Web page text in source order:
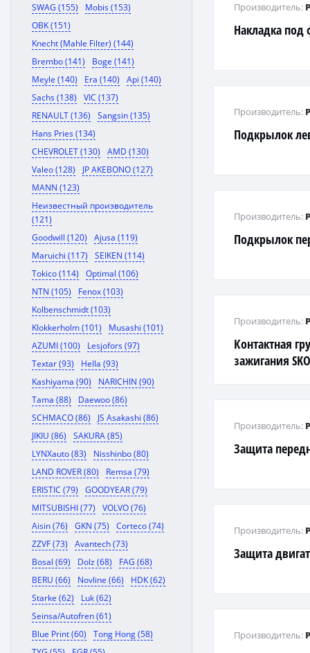
SWAG (155)
Mobis (153)
OBK (151)
Knecht (Mahle Filter) (144)
Brembo (141)
Boge (141)
Meyle (140)
Era (140)
Api (140)
Sachs (138)
VIC (137)
RENAULT (136)
Sangsin (135)
Hans Pries (134)
CHEVROLET (130)
AMD (130)
Valeo (128)
JP AKEBONO (127)
MANN (123)
Неизвестный производитель
(121)
Goodwill (120)
Ajusa (119)
Maruichi (117)
SEIKEN (114)
Tokico (114)
Optimal (106)
NTN (105)
Fenox (103)
Kolbenschmidt (103)
Klokkerholm (101)
Musashi (101)
AZUMI (100)
Lesjofors (97)
Textar (93)
Hella (93)
Kashiyama (90)
NARICHIN (90)
Tama (88)
Daewoo (86)
SCHMACO (86)
JS Asakashi (86)
JIKIU (86)
SAKURA (85)
LYNXauto (83)
Nisshinbo (80)
LAND ROVER (80)
Remsa (79)
ERISTIC (79)
GOODYEAR (79)
MITSUBISHI (77)
VOLVO (76)
Aisin (76)
GKN (75)
Corteco (74)
ZZVF (73)
Avantech (73)
Bosal (69)
Dolz (68)
FAG (68)
BERU (66)
Novline (66)
HDK (62)
Starke (62)
Luk (62)
Seinsa/Autofren (61)
Blue Print (60)
Tong Hong (58)
Накладка под
Производитель:
Подкрылок
Производитель:
Подкрылок
Производитель:
Контактная
зажигания
Производитель:
Защита
Производитель:
Защита
Производитель:
Производитель: